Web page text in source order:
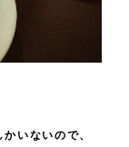
いないので、